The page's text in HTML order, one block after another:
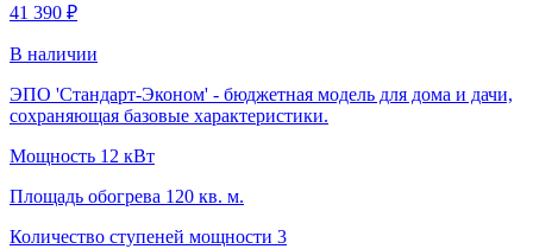
41 390 ₽
В наличии
ЭПО 'Стандарт-Эконом' - бюджетная модель для дома и дачи,
сохраняющая базовые характеристики.
Мощность 12 кВт
Площадь обогрева 120 кв. м.
Количество ступеней мощности 3